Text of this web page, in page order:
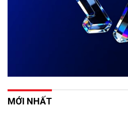
MỚI NHẤT